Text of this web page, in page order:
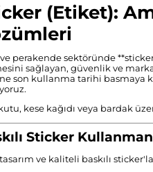
üzerinde görmek
tasarımı aşağıdaki
yükleme bölümüne
gerekmektedir.
sepetinize ekledikten
eklediğiniz tasarıma
baskı örneği
sonra size e-
tasarımı, e-postayı
(Etiket):
ve perakende sektöründe
sağlayan, güvenlik ve
son kullanma tarihi basmaya
kese kağıdı veya bardak
Sticker
ve kaliteli baskılı